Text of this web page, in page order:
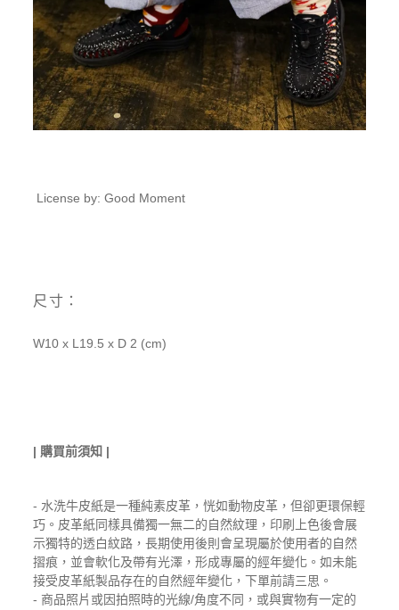
License by: Good Moment
尺寸：
W10 x L19.5 x D 2 (cm)
| 購買前須知 |
- 水洗牛皮紙是一種純素皮革，恍如動物皮革，但卻更環保輕
巧。皮革紙同樣具備獨一無二的自然紋理，印刷上色後會展
示獨特的透白紋路，長期使用後則會呈現屬於使用者的自然
摺痕，並會軟化及帶有光澤，形成專屬的經年變化。如未能
接受皮革紙製品存在的自然經年變化，下單前請三思。
- 商品照片或因拍照時的光線/角度不同，或與實物有一定的